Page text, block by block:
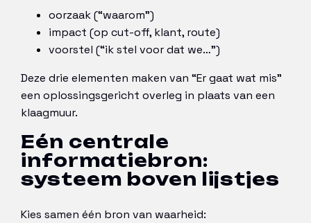
oorzaak (“waarom”)
impact (op cut-off, klant, route)
voorstel (“ik stel voor dat we…”)
Deze drie elementen maken van “Er gaat wat mis”
een oplossingsgericht overleg in plaats van een
klaagmuur.
Eén centrale
informatiebron:
systeem boven lijstjes
Kies samen één bron van waarheid: